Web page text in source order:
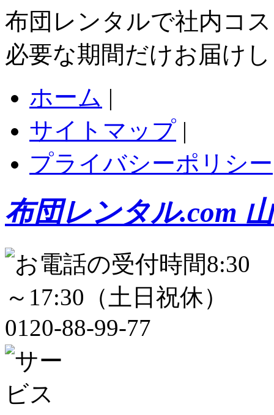
布団レンタルで社内コ
必要な期間だけお届け
ホーム |
サイトマップ |
プライバシーポリシー
布団レンタル.com